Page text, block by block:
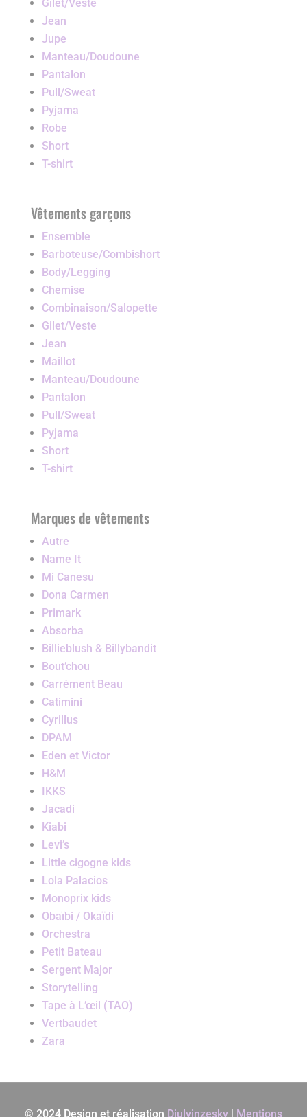
Gilet/Veste
Jean
Jupe
Manteau/Doudoune
Pantalon
Pull/Sweat
Pyjama
Robe
Short
T-shirt
Vêtements garçons
Ensemble
Barboteuse/Combishort
Body/Legging
Chemise
Combinaison/Salopette
Gilet/Veste
Jean
Maillot
Manteau/Doudoune
Pantalon
Pull/Sweat
Pyjama
Short
T-shirt
Marques de vêtements
Autre
Name It
Mi Canesu
Dona Carmen
Primark
Absorba
Billieblush & Billybandit
Bout’chou
Carrément Beau
Catimini
Cyrillus
DPAM
Eden et Victor
H&M
IKKS
Jacadi
Kiabi
Levi’s
Little cigogne kids
Lola Palacios
Monoprix kids
Obaïbi / Okaïdi
Orchestra
Petit Bateau
Sergent Major
Storytelling
Tape à L’œil (TAO)
Vertbaudet
Zara
© 2024 Design et réalisation Djulyinzesky | Mentions